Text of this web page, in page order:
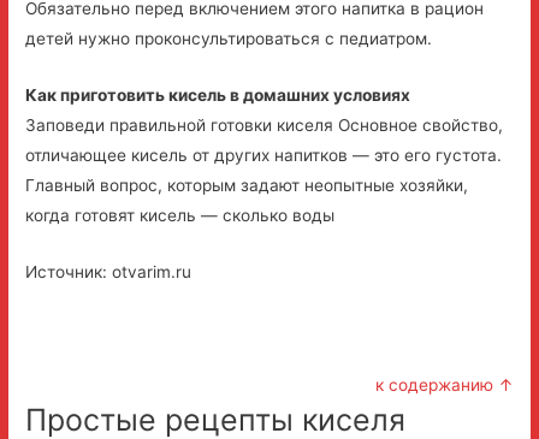
Обязательно перед включением этого напитка в рацион
детей нужно проконсультироваться с педиатром.
Как приготовить кисель в домашних условиях
Заповеди правильной готовки киселя Основное свойство,
отличающее кисель от других напитков — это его густота.
Главный вопрос, которым задают неопытные хозяйки,
когда готовят кисель — сколько воды
Источник: otvarim.ru
к содержанию ↑
Простые рецепты киселя